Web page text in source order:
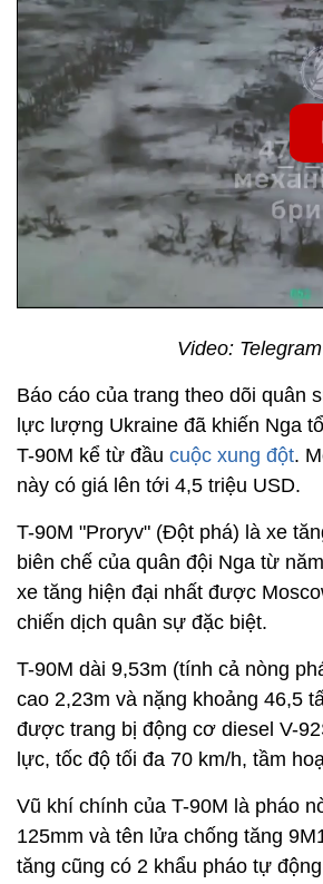
Video: Telegram
Báo cáo của trang theo dõi quân
lực lượng Ukraine đã khiến Nga
T-90M kể từ đầu cuộc xung đột.
này có giá lên tới 4,5 triệu USD.
T-90M "Proryv" (Đột phá) là xe
biên chế của quân đội Nga từ
xe tăng hiện đại nhất được
chiến dịch quân sự đặc biệt.
T-90M dài 9,53m (tính cả nòng
cao 2,23m và nặng khoảng 46,5
được trang bị động cơ diesel V-
lực, tốc độ tối đa 70 km/h, tầm
Vũ khí chính của T-90M là pháo
125mm và tên lửa chống tăng
tăng cũng có 2 khẩu pháo tự